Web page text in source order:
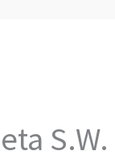
S.W.